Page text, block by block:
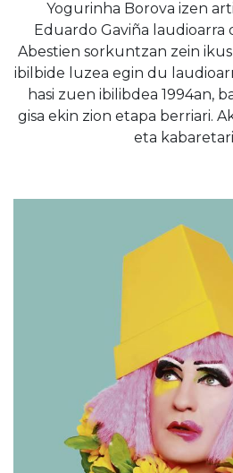
Yogurinha Borova izen
Eduardo Gaviña laudioarra
Abestien sorkuntzan zein
ibilbide luzea egin du
hasi zuen ibilibdea 1994an,
gisa ekin zion etapa berriari.
eta